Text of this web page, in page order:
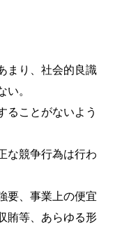
まり、社会的良識
。
ることがないよう
な競争行為は行わ
要、事業上の便宜
賄等、あらゆる形